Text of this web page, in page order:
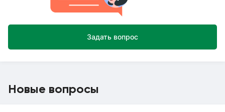
Задать вопрос
Новые вопросы